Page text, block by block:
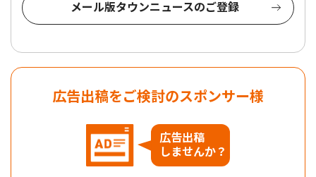
メール版タウンニュースのご登録
広告出稿をご検討のスポンサー様
広告出稿
しませんか？